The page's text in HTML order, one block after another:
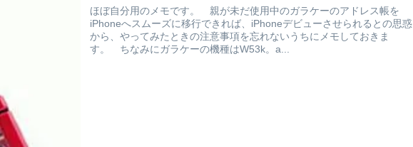
ほぼ自分用のメモです。 親が未だ使用中のガラケーのアドレス帳を
iPhoneへスムーズに移行できれば、iPhoneデビューさせられるとの思惑
から、やってみたときの注意事項を忘れないうちにメモしておきま
す。 ちなみにガラケーの機種はW53k。a...